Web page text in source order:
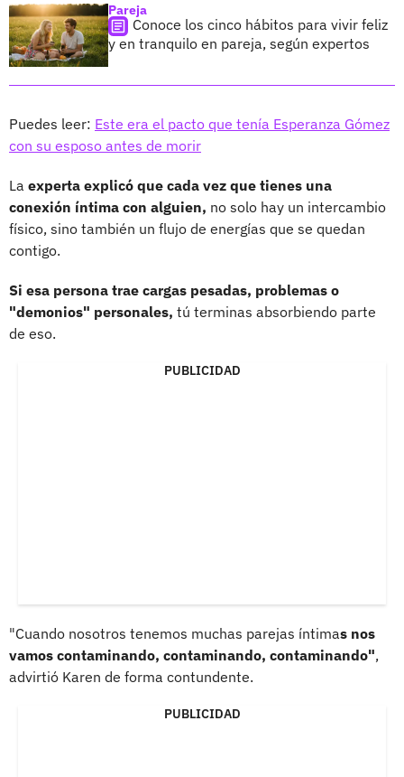
Pareja
Conoce los cinco hábitos para vivir feliz
y en tranquilo en pareja, según expertos
Puedes leer: Este era el pacto que tenía Esperanza Gómez
con su esposo antes de morir
La experta explicó que cada vez que tienes una
conexión íntima con alguien, no solo hay un intercambio
físico, sino también un flujo de energías que se quedan
contigo.
Si esa persona trae cargas pesadas, problemas o
"demonios" personales, tú terminas absorbiendo parte
de eso.
PUBLICIDAD
"Cuando nosotros tenemos muchas parejas íntimas nos
vamos contaminando, contaminando, contaminando",
advirtió Karen de forma contundente.
PUBLICIDAD